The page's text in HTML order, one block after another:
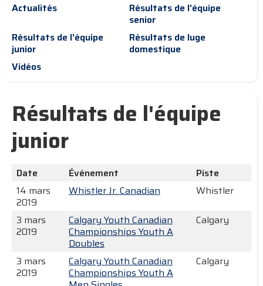
Actualités
Résultats de l'équipe
senior
Résultats de l'équipe
junior
Résultats de luge
domestique
Vidéos
Résultats de l'équipe
junior
Date Événement
Piste
14 mars
2019
Whistler Jr. Canadian
Whistler
3 mars
2019
Calgary Youth Canadian
Championships Youth A
Doubles
Calgary
3 mars
2019
Calgary Youth Canadian
Championships Youth A
Calgary